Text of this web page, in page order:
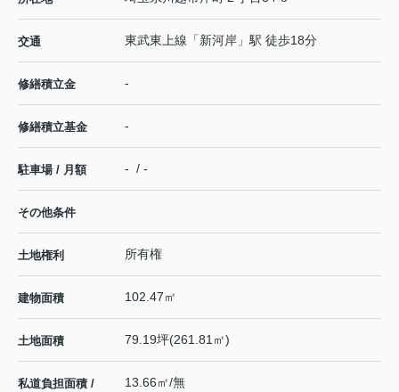
交通 東武東上線 「新河岸 」駅 徒歩18分
修繕積立金 -
修繕積立基金 -
駐車場 / 月額 - / -
その他条件
土地権利 所有権
建物面積 102.47㎡
土地面積 79.19坪(261.81㎡)
私道負担面積 /
13.66㎡/無